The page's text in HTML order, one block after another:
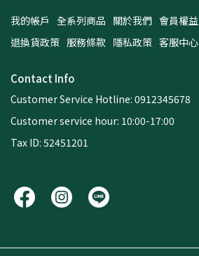
我的帳戶 全系列商品 關於我們 會員權益
退換貨政策 服務條款 隱私政策 客服中心
Contact Info
Customer Service Hotline: 0912345678
Customer service hour: 10:00-17:00
Tax ID: 52451201